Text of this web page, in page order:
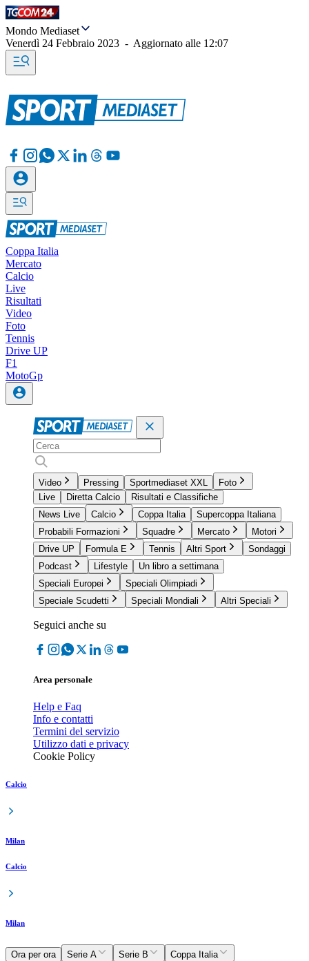
Mondo Mediaset
Venerdì 24 Febbraio 2023 - Aggiornato alle 12:07
Coppa Italia
Mercato
Calcio
Live
Risultati
Video
Foto
Tennis
Drive UP
F1
MotoGp
Video Pressing Sportmediaset XXL
Foto
Live
Diretta Calcio
Risultati e Classifiche
News Live
Calcio Coppa Italia
Supercoppa Italiana
Probabili Formazioni
Squadre Mercato
Motori
Drive UP
Formula E Tennis Altri Sport
Sondaggi
Podcast
Lifestyle
Un libro a settimana
Speciali Europei
Speciali Olimpiadi
Speciale Scudetti
Speciali Mondiali Altri Speciali
Seguici anche su
Area personale
Help e Faq
Info e contatti
Termini del servizio
Utilizzo dati e privacy
Cookie Policy
Calcio
Milan
Calcio
Milan
Ora per ora Serie A Serie B
Coppa Italia